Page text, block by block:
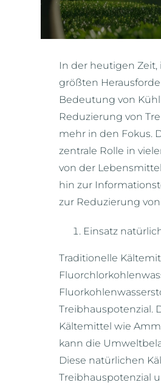
In der heutigen
größten
Bedeutung von
Reduzierung von
mehr in den Fokus.
zentrale Rolle in
von der
hin zur
zur Reduzierung
Einsatz
Traditionelle
Treibhauspotenzial.
Kältemittel wie
kann die
Diese natürlichen
Treibhauspotenzial